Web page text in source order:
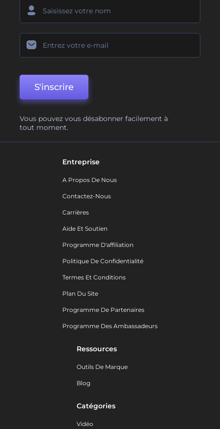
S'inscrire
Vous pouvez vous désabonner facilement à
tout moment.
Entreprise
A Propos De Nous
Contactez-Nous
Carrières
Aide Et Soutien
Programme D'affiliation
Politique De Confidentialité
Termes Et Conditions
Plan Du Site
Programme De Partenaires
Programme Des Ambassadeurs
Ressources
Outils De Marque
Blog
Catégories
Vidéo